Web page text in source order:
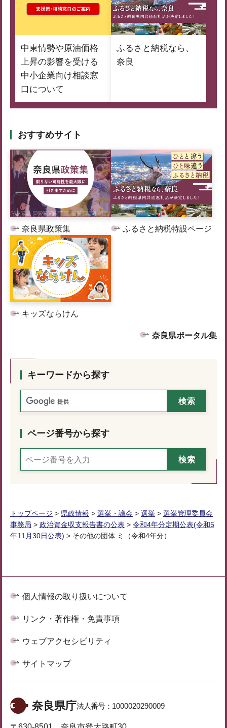
中東情勢や原油価格
上昇の影響を受ける
中小企業向け相談窓
口について
ふるさと納税なら、
奈良
おすすめサイト
奈良県政策集 ふるさと納税特設ページ
キッズならけん
奈良県ポータル集
キーワードから探す
ページ番号から探す
トップページ > 県政情報 > 選挙・議会 > 選挙 > 選挙管理委員会
事務局 > 政治資金収支報告書の公表 > 令和4年分定期公表(令和5
年11月30日公表) > その他の団体 ミ（令和4年分）
個人情報の取り扱いについて
リンク・著作権・免責事項
ウェブアクセシビリティ
サイトマップ
奈良県庁法人番号： 1000020290009